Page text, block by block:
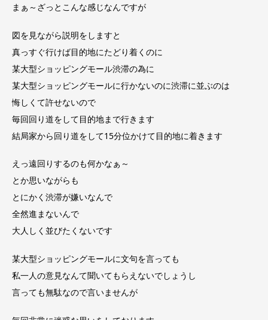
まぁ～ ざっと こんな感じなんですが
図を見ながら説明をしますと
真っすぐ行けば目的地にたどり着くのに
某大型ショッピングモール渋滞の為に
某大型ショッピングモールに行かないのに渋滞に並ぶのは
悔しくて許せないので
毎回回り道をして目的地まで行きます
結局家から回り道をして15分位かけて目的地に着きます
えっ遠回りするのも何かなぁ～
とか思いながらも
とにかく渋滞が嫌いなんで
全然進まないんで
大人しく並びたくないです
某大型ショッピングモールに文句を言っても
私一人の意見なんて聞いてもらえないでしょうし
言っても無駄なので言いませんが